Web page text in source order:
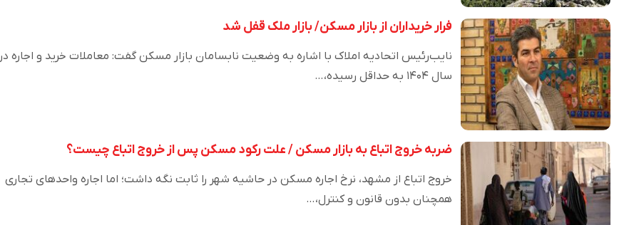
فرار خریداران از بازار مسکن/ بازار ملک قفل شد
نایب‌رئیس اتحادیه املاک با اشاره به وضعیت نابسامان بازار مسکن گفت: معاملات خرید و اجاره
سال ۱۴۰۴ به حداقل رسیده،…
ضربه خروج اتباع به بازار مسکن / علت رکود مسکن پس از خروج اتباع چیست؟
خروج اتباع از مشهد، نرخ اجاره مسکن در حاشیه شهر را ثابت نگه داشت؛ اما اجاره واحدهای تجاری
همچنان بدون قانون و کنترل،…